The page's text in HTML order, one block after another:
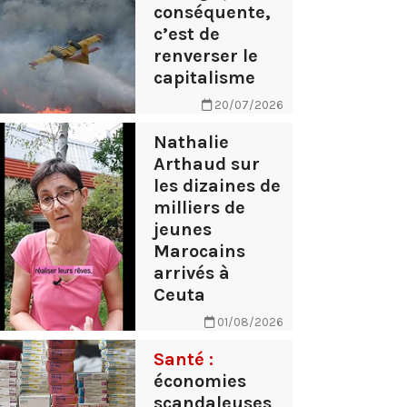
conséquente,
c’est de
renverser le
capitalisme
20/07/2026
Nathalie
Arthaud sur
les dizaines de
milliers de
jeunes
Marocains
arrivés à
Ceuta
01/08/2026
Santé :
économies
scandaleuses